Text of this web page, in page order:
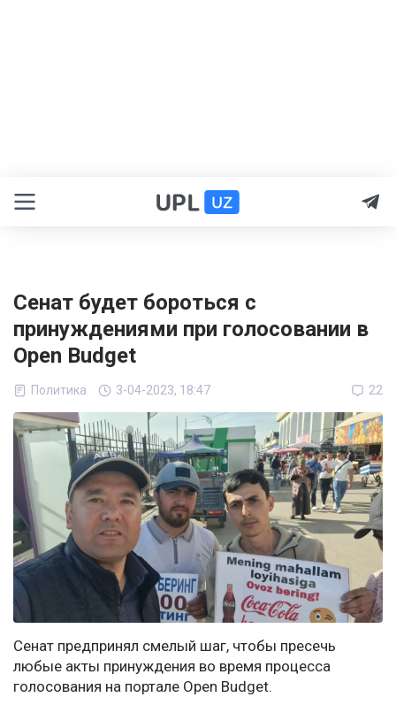
Сенат будет бороться с
принуждениями при голосовании в
Open Budget
Политика 3-04-2023, 18:47 22
Сенат предпринял смелый шаг, чтобы пресечь
любые акты принуждения во время процесса
голосования на портале Open Budget.